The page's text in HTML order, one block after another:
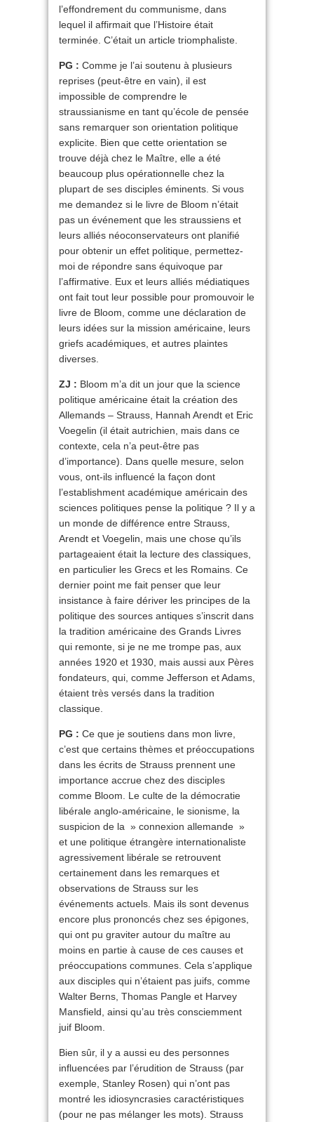
l’effondrement du communisme, dans
lequel il affirmait que l’Histoire était
terminée. C’était un article triomphaliste.
PG : Comme je l’ai soutenu à plusieurs
reprises (peut-être en vain), il est
impossible de comprendre le
straussianisme en tant qu’école de pensée
sans remarquer son orientation politique
explicite. Bien que cette orientation se
trouve déjà chez le Maître, elle a été
beaucoup plus opérationnelle chez la
plupart de ses disciples éminents. Si vous
me demandez si le livre de Bloom n’était
pas un événement que les straussiens et
leurs alliés néoconservateurs ont planifié
pour obtenir un effet politique, permettez-
moi de répondre sans équivoque par
l’affirmative. Eux et leurs alliés médiatiques
ont fait tout leur possible pour promouvoir le
livre de Bloom, comme une déclaration de
leurs idées sur la mission américaine, leurs
griefs académiques, et autres plaintes
diverses.
ZJ : Bloom m’a dit un jour que la science
politique américaine était la création des
Allemands – Strauss, Hannah Arendt et Eric
Voegelin (il était autrichien, mais dans ce
contexte, cela n’a peut-être pas
d’importance). Dans quelle mesure, selon
vous, ont-ils influencé la façon dont
l’establishment académique américain des
sciences politiques pense la politique ? Il y a
un monde de différence entre Strauss,
Arendt et Voegelin, mais une chose qu’ils
partageaient était la lecture des classiques,
en particulier les Grecs et les Romains. Ce
dernier point me fait penser que leur
insistance à faire dériver les principes de la
politique des sources antiques s’inscrit dans
la tradition américaine des Grands Livres
qui remonte, si je ne me trompe pas, aux
années 1920 et 1930, mais aussi aux Pères
fondateurs, qui, comme Jefferson et Adams,
étaient très versés dans la tradition
classique.
PG : Ce que je soutiens dans mon livre,
c’est que certains thèmes et préoccupations
dans les écrits de Strauss prennent une
importance accrue chez des disciples
comme Bloom. Le culte de la démocratie
libérale anglo-américaine, le sionisme, la
suspicion de la » connexion allemande »
et une politique étrangère internationaliste
agressivement libérale se retrouvent
certainement dans les remarques et
observations de Strauss sur les
événements actuels. Mais ils sont devenus
encore plus prononcés chez ses épigones,
qui ont pu graviter autour du maître au
moins en partie à cause de ces causes et
préoccupations communes. Cela s’applique
aux disciples qui n’étaient pas juifs, comme
Walter Berns, Thomas Pangle et Harvey
Mansfield, ainsi qu’au très consciemment
juif Bloom.
Bien sûr, il y a aussi eu des personnes
influencées par l’érudition de Strauss (par
exemple, Stanley Rosen) qui n’ont pas
montré les idiosyncrasies caractéristiques
(pour ne pas mélanger les mots). Strauss